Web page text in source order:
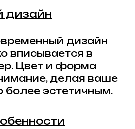
дизайн
дизайн
вписывается в
Цвет и форма
делая ваше
более эстетичным.